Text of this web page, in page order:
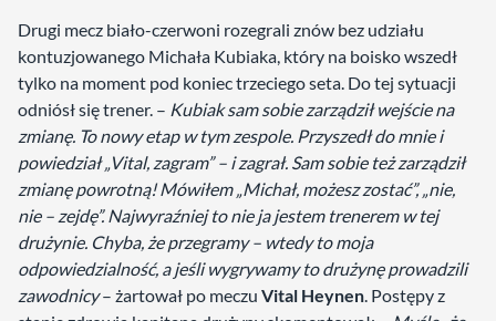
Drugi mecz biało-czerwoni rozegrali znów bez udziału
kontuzjowanego Michała Kubiaka, który na boisko wszedł
tylko na moment pod koniec trzeciego seta. Do tej sytuacji
odniósł się trener. – Kubiak sam sobie zarządził wejście na
zmianę. To nowy etap w tym zespole. Przyszedł do mnie i
powiedział „Vital, zagram” – i zagrał. Sam sobie też zarządził
zmianę powrotną! Mówiłem „Michał, możesz zostać”, „nie,
nie – zejdę”. Najwyraźniej to nie ja jestem trenerem w tej
drużynie. Chyba, że przegramy – wtedy to moja
odpowiedzialność, a jeśli wygrywamy to drużynę prowadzili
zawodnicy– żartował po meczu Vital Heynen. Postępy z